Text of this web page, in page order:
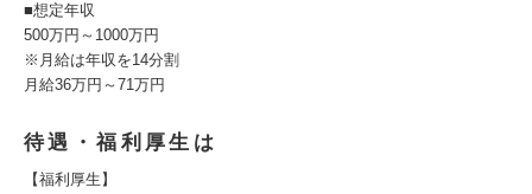
■想定年収
500万円～1000万円
※月給は年収を14分割
月給36万円～71万円
待遇・福利厚生は
【福利厚生】